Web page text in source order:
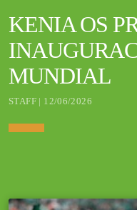
KENIA OS
MUNDIAL
STAFF | 12/06/2026